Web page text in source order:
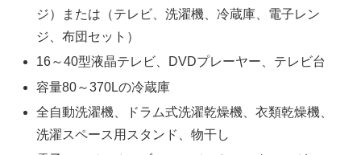
ジ）または（テレビ、洗濯機、冷蔵庫、電子レン
ジ、布団セット）
16～40型液晶テレビ、DVDプレーヤー、テレビ台
容量80～370Lの冷蔵庫
全自動洗濯機、ドラム式洗濯乾燥機、衣類乾燥機、
洗濯スペース用スタンド、物干し